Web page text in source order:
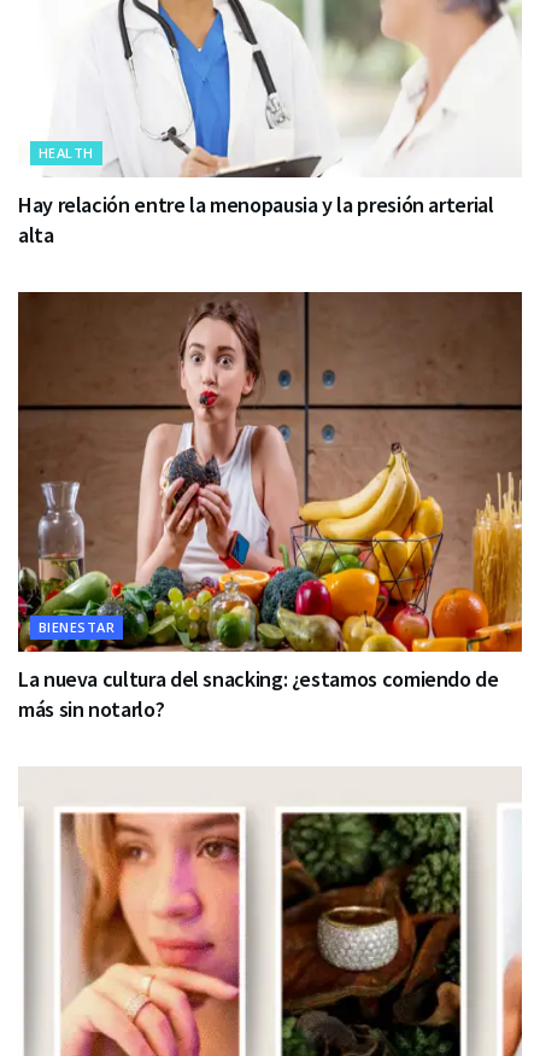
HEALTH
Hay relación entre la menopausia y la presión arterial
alta
BIENESTAR
La nueva cultura del snacking: ¿estamos comiendo de
más sin notarlo?